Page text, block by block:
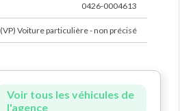
0426-0004613
(VP) Voiture particulière - non précisé
Voir tous les véhicules de
l'agence